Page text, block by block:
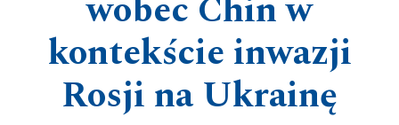
wobec Chin w
kontekście inwazji
Rosji na Ukrainę